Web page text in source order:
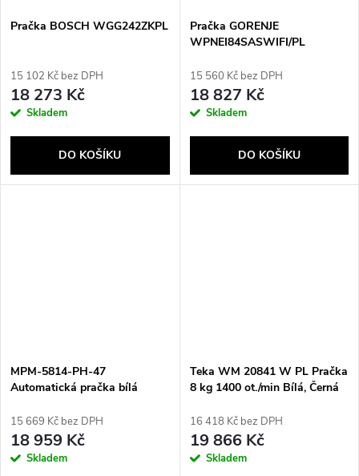
Pračka BOSCH WGG242ZKPL
15 102 Kč bez DPH
18 273 Kč
Skladem
DO KOŠÍKU
Pračka GORENJE
WPNEI84SASWIFI/PL
15 560 Kč bez DPH
18 827 Kč
Skladem
DO KOŠÍKU
MPM‑5814‑PH‑47
Automatická pračka bílá
15 669 Kč bez DPH
18 959 Kč
Skladem
Teka WM 20841 W PL Pračka
8 kg 1400 ot./min Bílá, Černá
16 418 Kč bez DPH
19 866 Kč
Skladem